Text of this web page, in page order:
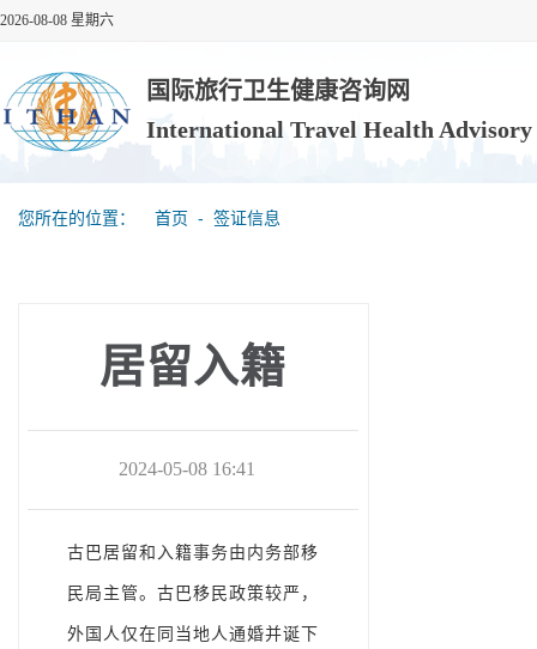
2026-08-08 星期六
国际旅行卫生健康咨询网
International Travel Health
您所在的位置： 首页 ‐ 签证信息
居留入籍
2024-05-08 16:41
古巴居留和入籍事务由内务部移
民局主管。古巴移民政策较严，
外国人仅在同当地人通婚并诞下